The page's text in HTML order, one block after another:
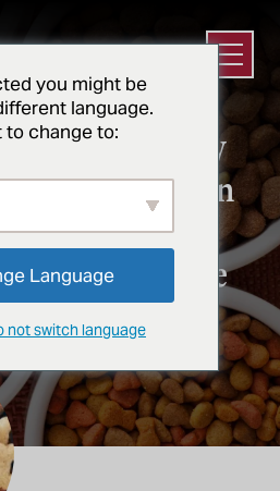
Abrir el
PARA MASCOTAS
en ingeniería y
de
animales de
you might be
language.
to change to:
Language
not switch language